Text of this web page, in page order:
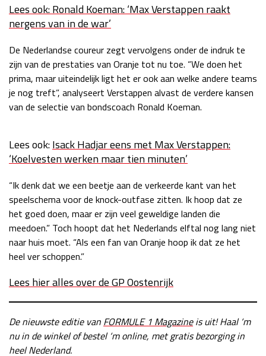
Kwalificatie
za 19:00 - 20:00
Race
Lees ook: Ronald Koeman: ‘Max Verstappen raakt
nergens van in de war’
De Nederlandse coureur zegt vervolgens onder de indruk te
zijn van de prestaties van Oranje tot nu toe. “We doen het
prima, maar uiteindelijk ligt het er ook aan welke andere teams
je nog treft”, analyseert Verstappen alvast de verdere kansen
van de selectie van bondscoach Ronald Koeman.
Lees ook:Isack Hadjar eens met Max Verstappen:
‘Koelvesten werken maar tien minuten’
“Ik denk dat we een beetje aan de verkeerde kant van het
speelschema voor de knock-outfase zitten. Ik hoop dat ze
het goed doen, maar er zijn veel geweldige landen die
meedoen.” Toch hoopt dat het Nederlands elftal nog lang niet
naar huis moet. “Als een fan van Oranje hoop ik dat ze het
heel ver schoppen.”
Lees hier alles over de GP Oostenrijk
De nieuwste editie van FORMULE 1 Magazineis uit! Haal ‘m
nu in de winkel of bestel ‘m online, met gratis bezorging in
heel Nederland.